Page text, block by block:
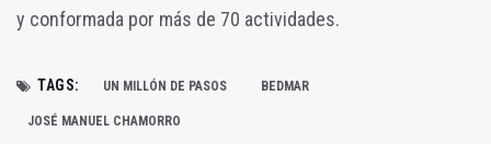
y conformada por más de 70 actividades.
TAGS: UN MILLÓN DE PASOS BEDMAR
JOSÉ MANUEL CHAMORRO